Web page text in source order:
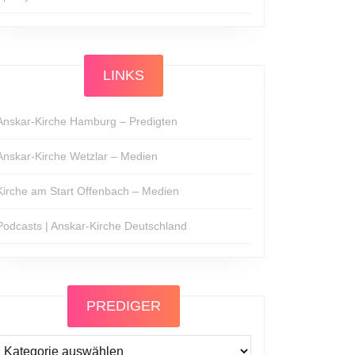
LINKS
Kirche Hamburg – Predigten
Kirche Wetzlar – Medien
am Start Offenbach – Medien
| Anskar-Kirche Deutschland
PREDIGER
Prediger